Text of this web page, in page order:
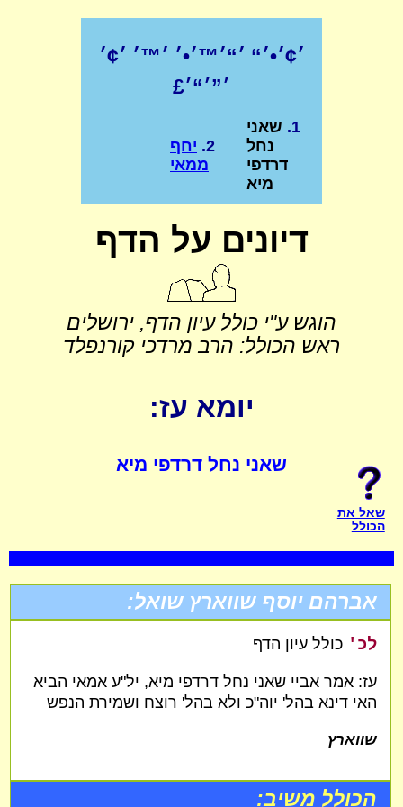
׳¢׳•׳“ ׳“׳™׳•׳ ׳™׳ ׳¢׳
׳”׳“׳£
1. שאני
נחל
דרדפי
מיא
2. יחף
ממאי
דיונים על הדף
הוגש ע"י כולל עיון הדף, ירושלים
ראש הכולל: הרב מרדכי קורנפלד
יומא עז:
שאני נחל דרדפי מיא
שאל את
הכולל
אברהם יוסף שווארץ שואל:
לכ' כולל עיון הדף
עז: אמר אביי שאני נחל דרדפי מיא, יל"ע אמאי הביא
האי דינא בהל' יוה"כ ולא בהל' רוצח ושמירת הנפש
שווארץ
הכולל משיב: